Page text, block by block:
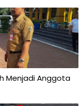
Menjadi Anggota